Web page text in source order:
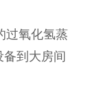
过氧化氢蒸
到大房间